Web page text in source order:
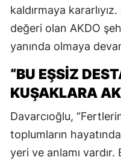
kaldırmaya
değeri olan AKDO
yanında olmaya
“BU EŞSİZ
KUŞAKLARA
Davarcıoğlu,
toplumların
yeri ve anlamı